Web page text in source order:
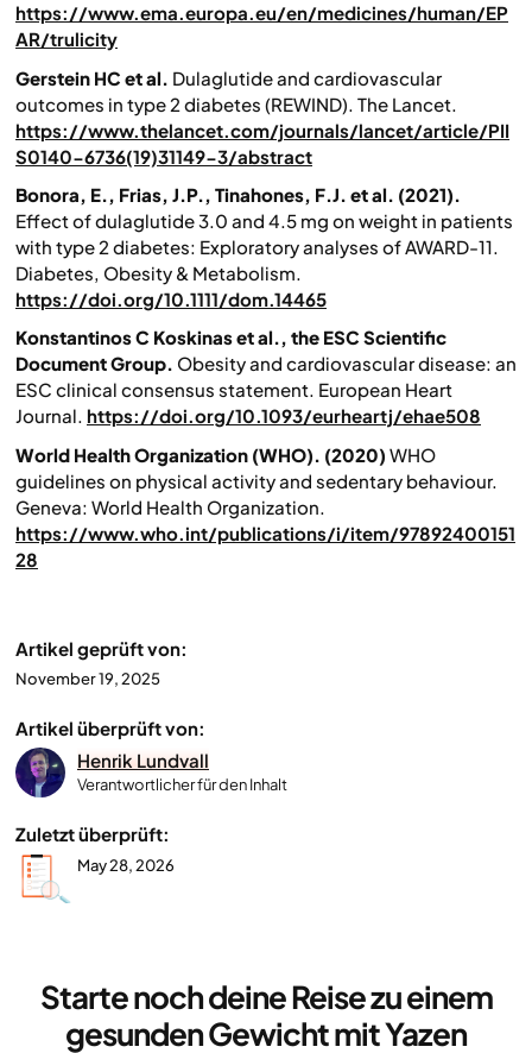
https://www.ema.europa.eu/en/medicines/human/EP
AR/trulicity
Gerstein HC et al. Dulaglutide and cardiovascular
outcomes in type 2 diabetes (REWIND). The Lancet.
https://www.thelancet.com/journals/lancet/article/PII
S0140-6736(19)31149-3/abstract
Bonora, E., Frias, J.P., Tinahones, F.J. et al. (2021).
Effect of dulaglutide 3.0 and 4.5 mg on weight in patients
with type 2 diabetes: Exploratory analyses of AWARD-11.
Diabetes, Obesity & Metabolism.
https://doi.org/10.1111/dom.14465
Konstantinos C Koskinas et al., the ESC Scientific
Document Group. Obesity and cardiovascular disease: an
ESC clinical consensus statement. European Heart
Journal. https://doi.org/10.1093/eurheartj/ehae508
World Health Organization (WHO). (2020) WHO
guidelines on physical activity and sedentary behaviour.
Geneva: World Health Organization.
https://www.who.int/publications/i/item/97892400151
28
Artikel geprüft von:
November 19, 2025
Artikel überprüft von:
Henrik Lundvall
Verantwortlicher für den Inhalt
Zuletzt überprüft:
May 28, 2026
Starte noch deine Reise zu einem
gesunden Gewicht mit Yazen